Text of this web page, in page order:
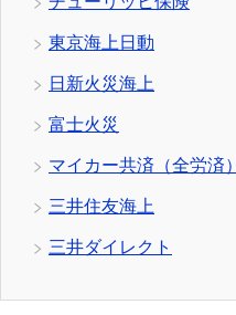
東京海上日動
日新火災海上
富士火災
マイカー共済（全労済）
三井住友海上
三井ダイレクト